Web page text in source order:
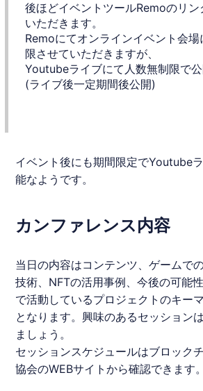
後ほどイベントツールRemoのリン
いただきます。
Remoにてオンラインイベント会
限させていただきますが、
Youtubeライブにて人数無制限で
(ライブ後一定期間後公開)
イベント後にも期間限定でYoutube
能なようです。
カンファレンス内容
当日の内容はコンテンツ、ゲームで
技術、NFTの活用事例、今後の可能
で活動しているプロジェクトのキー
となります。興味のあるセッション
ましょう。
セッションスケジュールはブロック
協会のWEBサイトから確認できます。